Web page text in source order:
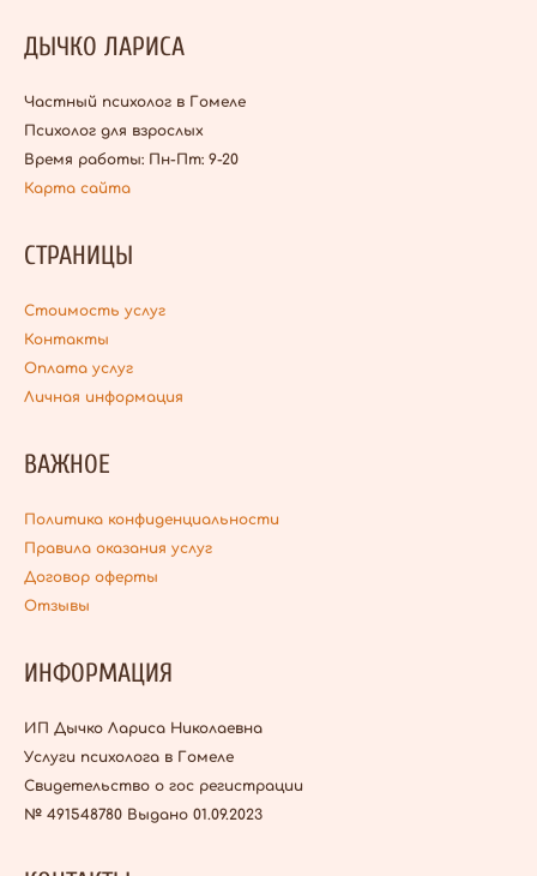
ДЫЧКО ЛАРИСА
Частный психолог в Гомеле
Психолог для взрослых
Время работы: Пн-Пт: 9-20
Карта сайта
СТРАНИЦЫ
Стоимость услуг
Контакты
Оплата услуг
Личная информация
ВАЖНОЕ
Политика конфиденциальности
Правила оказания услуг
Договор оферты
Отзывы
ИНФОРМАЦИЯ
ИП Дычко Лариса Николаевна
Услуги психолога в Гомеле
Свидетельство о гос регистрации
№ 491548780 Выдано 01.09.2023